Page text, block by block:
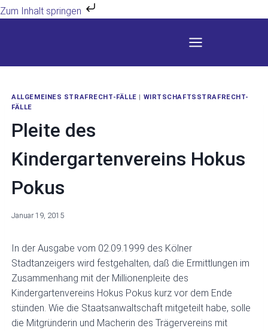
Zum Inhalt springen
ALLGEMEINES STRAFRECHT-FÄLLE
WIRTSCHAFTSSTRAFRECHT-
FÄLLE
Pleite des
Kindergartenvereins Hokus
Pokus
Januar 19, 2015
In der Ausgabe vom 02.09.1999 des Kölner
Stadtanzeigers wird festgehalten, daß die Ermittlungen im
Zusammenhang mit der Millionenpleite des
Kindergartenvereins Hokus Pokus kurz vor dem Ende
stünden. Wie die Staatsanwaltschaft mitgeteilt habe, solle
die Mitgründerin und Macherin des Trägervereins mit